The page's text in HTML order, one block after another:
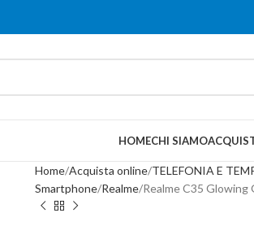
HOMECHI SIAMO
Home Acquista online TELEFONIA E
Smartphone Realme Realme C35 Glowing